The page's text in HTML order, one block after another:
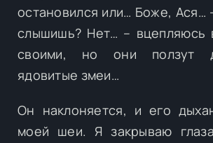
остановился или… Боже, Ася…
слышишь? Нет… – вцепляюсь
своими, но они ползут
ядовитые змеи…
Он наклоняется, и его
моей шеи. Я закрываю